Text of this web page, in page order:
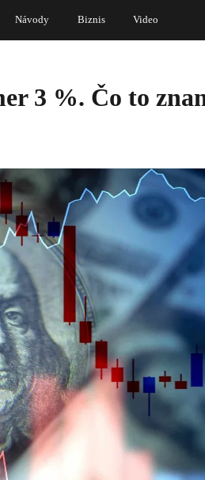
Návody Biznis Video
3 %. Čo to